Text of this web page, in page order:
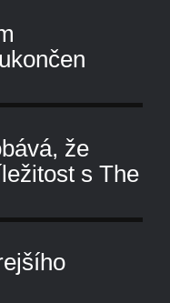
že
s The